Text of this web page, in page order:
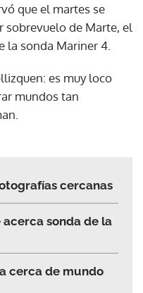
que el martes se
de Marte, el
la sonda Mariner 4.
es muy loco
mundos tan
cercanas
acerca sonda de la
cerca de mundo